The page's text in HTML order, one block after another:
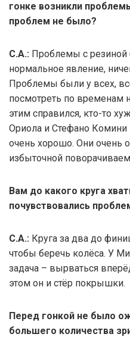
гонке возникли
проблем не было?
С.А.: Проблемы с резиной
нормальное явление,
Проблемы были у всех,
посмотреть по временам
этим справился, кто-то
Ориола и Стефано Комини
очень хорошо. Они очень
избыточной
Вам до какого круга
почувствовались
С.А.: Круга за два до
чтобы беречь колёса. У
задача – вырваться
этом он и стёр покрышки.
Перед гонкой не было
большего количества